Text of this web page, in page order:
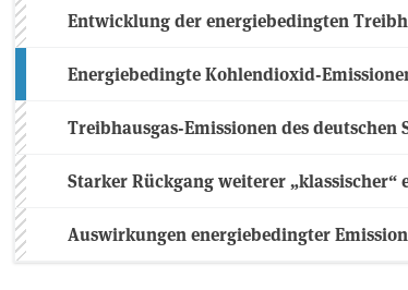
Entwicklung der energiebedingten
Energiebedingte Kohlendioxid-
Treibhausgas-Emissionen des deutschen
Starker Rückgang weiterer
Auswirkungen energiebedingter